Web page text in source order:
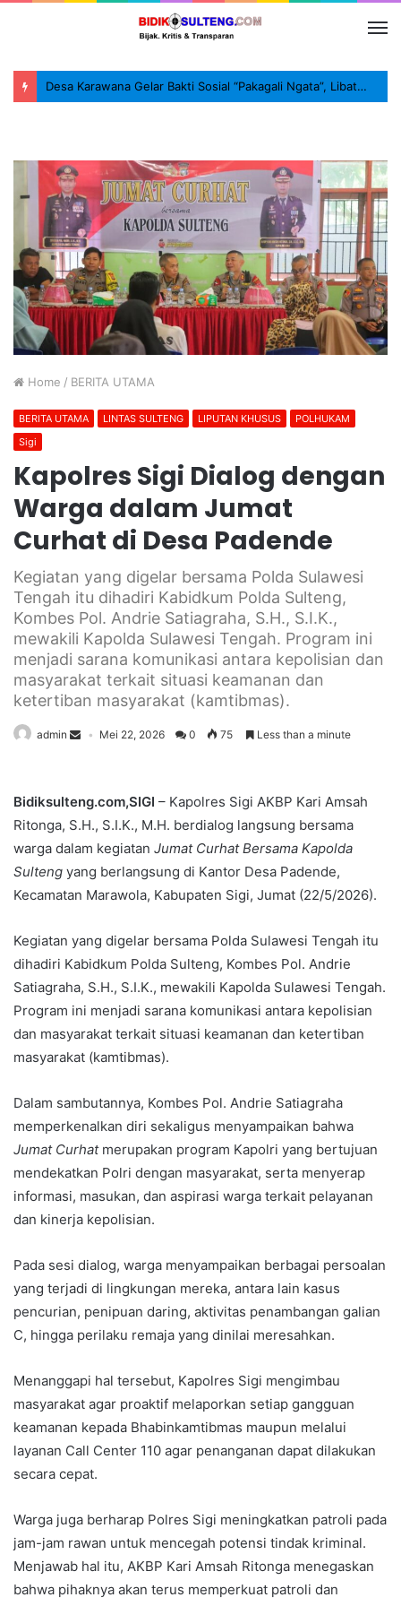
Desa Karawana Gelar Bakti Sosial “Pakagali Ngata”, Libatkan TNI, Polri dan Masyarakat
Home / BERITA UTAMA
BERITA UTAMA LINTAS SULTENG LIPUTAN KHUSUS
POLHUKAM
Sigi
Kapolres Sigi Dialog dengan
Warga dalam Jumat
Curhat di Desa Padende
Kegiatan yang digelar bersama Polda Sulawesi
Tengah itu dihadiri Kabidkum Polda Sulteng,
Kombes Pol. Andrie Satiagraha, S.H., S.I.K.,
mewakili Kapolda Sulawesi Tengah. Program ini
menjadi sarana komunikasi antara kepolisian dan
masyarakat terkait situasi keamanan dan
ketertiban masyarakat (kamtibmas).
admin Mei 22, 2026 0 75 Less than a minute
Bidiksulteng.com,SIGI – Kapolres Sigi AKBP Kari Amsah
Ritonga, S.H., S.I.K., M.H. berdialog langsung bersama
warga dalam kegiatan Jumat Curhat Bersama Kapolda
Sulteng yang berlangsung di Kantor Desa Padende,
Kecamatan Marawola, Kabupaten Sigi, Jumat (22/5/2026).
Kegiatan yang digelar bersama Polda Sulawesi Tengah itu
dihadiri Kabidkum Polda Sulteng, Kombes Pol. Andrie
Satiagraha, S.H., S.I.K., mewakili Kapolda Sulawesi Tengah.
Program ini menjadi sarana komunikasi antara kepolisian
dan masyarakat terkait situasi keamanan dan ketertiban
masyarakat (kamtibmas).
Dalam sambutannya, Kombes Pol. Andrie Satiagraha
memperkenalkan diri sekaligus menyampaikan bahwa
Jumat Curhatmerupakan program Kapolri yang bertujuan
mendekatkan Polri dengan masyarakat, serta menyerap
informasi, masukan, dan aspirasi warga terkait pelayanan
dan kinerja kepolisian.
Pada sesi dialog, warga menyampaikan berbagai persoalan
yang terjadi di lingkungan mereka, antara lain kasus
pencurian, penipuan daring, aktivitas penambangan galian
C, hingga perilaku remaja yang dinilai meresahkan.
Menanggapi hal tersebut, Kapolres Sigi mengimbau
masyarakat agar proaktif melaporkan setiap gangguan
keamanan kepada Bhabinkamtibmas maupun melalui
layanan Call Center 110 agar penanganan dapat dilakukan
secara cepat.
Warga juga berharap Polres Sigi meningkatkan patroli pada
jam-jam rawan untuk mencegah potensi tindak kriminal.
Menjawab hal itu, AKBP Kari Amsah Ritonga menegaskan
bahwa pihaknya akan terus memperkuat patroli dan